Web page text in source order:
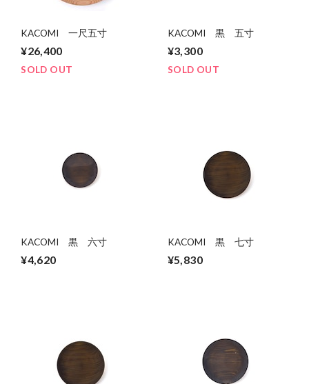
KACOMI 一尺五寸
¥26,400
SOLD OUT
KACOMI 黒 五寸
¥3,300
SOLD OUT
KACOMI 黒 六寸
¥4,620
KACOMI 黒 七寸
¥5,830